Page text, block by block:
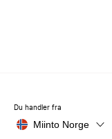
Du handler fra
Miinto Norge